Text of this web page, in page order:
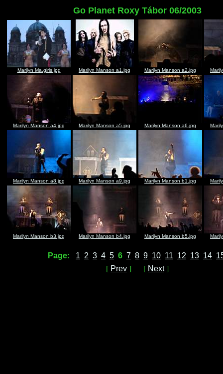
Go Planet Roxy Tábor 06/2003
Marilyn Ma.girls.jpg Marilyn Manson a1.jpg Marilyn Manson a2.jpg
Marilyn Manson a4.jpg Marilyn Manson a5.jpg Marilyn Manson a6.jpg
Marilyn Manson a8.jpg Marilyn Manson a9.jpg Marilyn Manson b1.jpg
Marilyn Manson b3.jpg Marilyn Manson b4.jpg Marilyn Manson b5.jpg
Page: 1 2 3 4 5 6 7 8 9 10 11 12 13 14
[ Prev ] [ Next]